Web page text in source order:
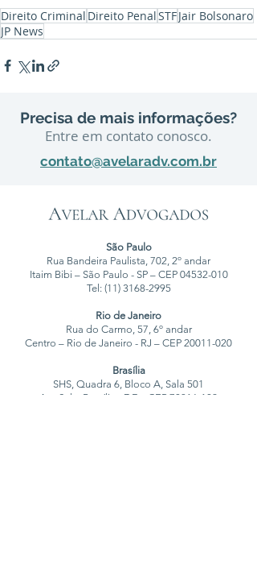
Direito Criminal Direito PenalSTFJair Bolsonaro
JP News
Precisa de mais informações?
Entre em contato conosco.
contato@avelaradv.com.br
São Paulo
Rua Bandeira Paulista, 702, 2º andar
Itaim Bibi – São Paulo - SP – CEP 04532-010
Tel: (11) 3168-2995
Rio de Janeiro
Rua do Carmo, 57, 6º andar
Centro – Rio de Janeiro - RJ – CEP 20011-020
Brasília
SHS, Quadra 6, Bloco A, Sala 501
Asa Sul – Brasília - DF – CEP 70316-102